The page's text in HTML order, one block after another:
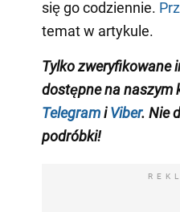
się go codziennie.
temat w artykule.
Tylko zweryfikowane
dostępne na naszym
TelegramiViber. Nie
podróbki!